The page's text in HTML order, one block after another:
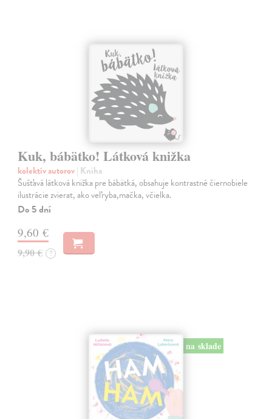
Kuk, bábätko! Látková knižka
kolektív autorov| Kniha
Šušťavá látková knižka pre bábätká, obsahuje kontrastné čiernobiele
ilustrácie zvierat, ako veľryba,mačka, včielka.
Do 5 dní
9,60 €
9,90 € ?
na sklade